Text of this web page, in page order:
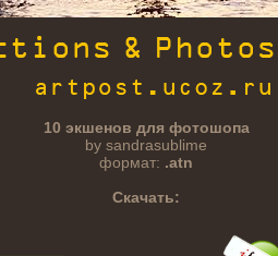
10 экшенов для фотошопа
by sandrasublime
формат: .atn
Скачать: